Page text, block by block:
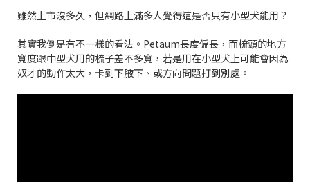
雖然上市沒多久，但網路上滿多人覺得這是否只有小型犬能用？
其實我倒是有不一樣的看法。Petaum長度偏長，而梳頭的地方
寬度跟中型犬用的梳子差不多寬，若是用在小型犬上可能會因為
奴才的動作太大，卡到下腋下、或方向問題打到別處。